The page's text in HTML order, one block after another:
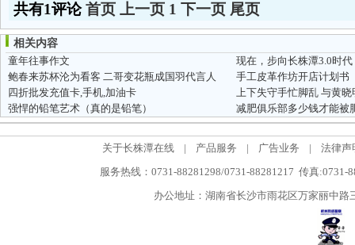
共有1评论首页 上一页 1 下一页 尾页
相关内容
童年往事作文
现在，步向长株潭3.0时代
鲍春来苏杯沦为看客 二哥变花瓶成国羽代言人
手工皮革作坊开店计划书
四折批发充值卡,手机,加油卡
上下失守手忙脚乱 与黄
强悍的铅笔艺术（真的是铅笔）
减肥俱乐部多少钱才能被
关于长株潭在线 | 产品服务 | 广告业务 |
法律声
服务热线：0731-88281298/0731-88281217 传真:0731-
办公地址：湖南省长沙市雨花区万家丽中